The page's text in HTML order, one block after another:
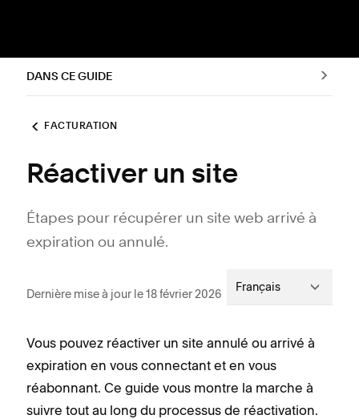
DANS CE GUIDE
FACTURATION
Réactiver un site
Étapes pour récupérer un site web arrivé à
expiration ou annulé.
Dernière mise à jour le 18 février 2026 Français
Vous pouvez réactiver un site annulé ou arrivé à
expiration en vous connectant et en vous
réabonnant. Ce guide vous montre la marche à
suivre tout au long du processus de réactivation.